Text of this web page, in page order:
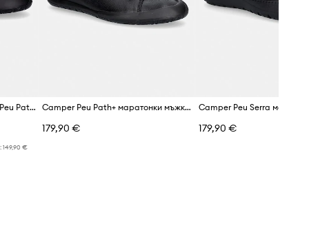
Кожени маратонки Camper Peu Path+
149,90 €
Camper Peu Path+ маратонки мъжки от кожа
179,90 € 179,90 €